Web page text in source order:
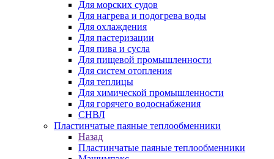
Для морских судов
Для нагрева и подогрева воды
Для охлаждения
Для пастеризации
Для пива и сусла
Для пищевой промышленности
Для систем отопления
Для теплицы
Для химической промышленности
Для горячего водоснабжения
СНВЛ
Пластинчатые паяные теплообменники
Назад
Пластинчатые паяные теплообменники